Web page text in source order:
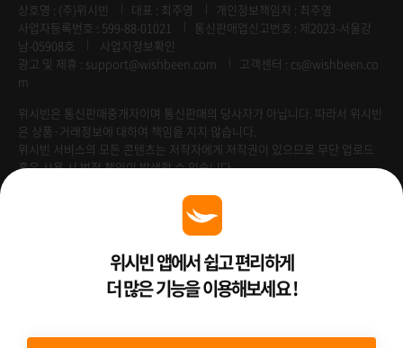
상호명 : (주)위시빈 대표 : 최주영
개인정보책임자 : 최주영
사업자등록번호 : 599-88-01021
통신판매업신고번호 : 제2023-서울강
남-05908호
사업자정보확인
광고 및 제휴 : support@wishbeen.com
고객센터 : cs@wishbeen.co
m
위시빈은 통신판매중개자이며 통신판매의 당사자가 아닙니다. 따라서 위시빈
은 상품·거래정보에 대하여 책임을 지지 않습니다.
위시빈 서비스의 모든 콘텐츠는 저작자에게 저작권이 있으므로 무단 업로드
혹은 사용 시 법적 책임이 발생할 수 있습니다.
Venture Enterprise위시빈 앱에서 쉽고 편리하게
더 많은 기능을 이용해보세요 !